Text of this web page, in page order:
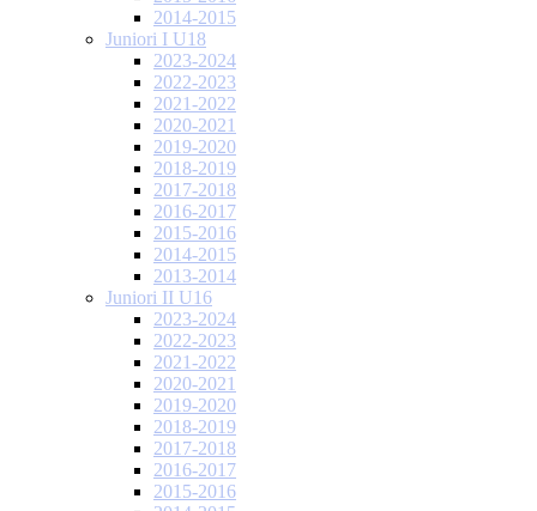
2014-2015
Juniori I U18
2023-2024
2022-2023
2021-2022
2020-2021
2019-2020
2018-2019
2017-2018
2016-2017
2015-2016
2014-2015
2013-2014
Juniori II U16
2023-2024
2022-2023
2021-2022
2020-2021
2019-2020
2018-2019
2017-2018
2016-2017
2015-2016